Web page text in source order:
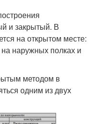
и закрытый. В
на открытом месте:
наружных полках и
методом в
одним из двух